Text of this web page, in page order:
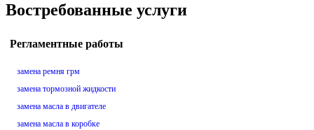
Востребованные услуги
Регламентные работы
замена ремня грм
замена тормозной жидкости
замена масла в двигателе
замена масла в коробке